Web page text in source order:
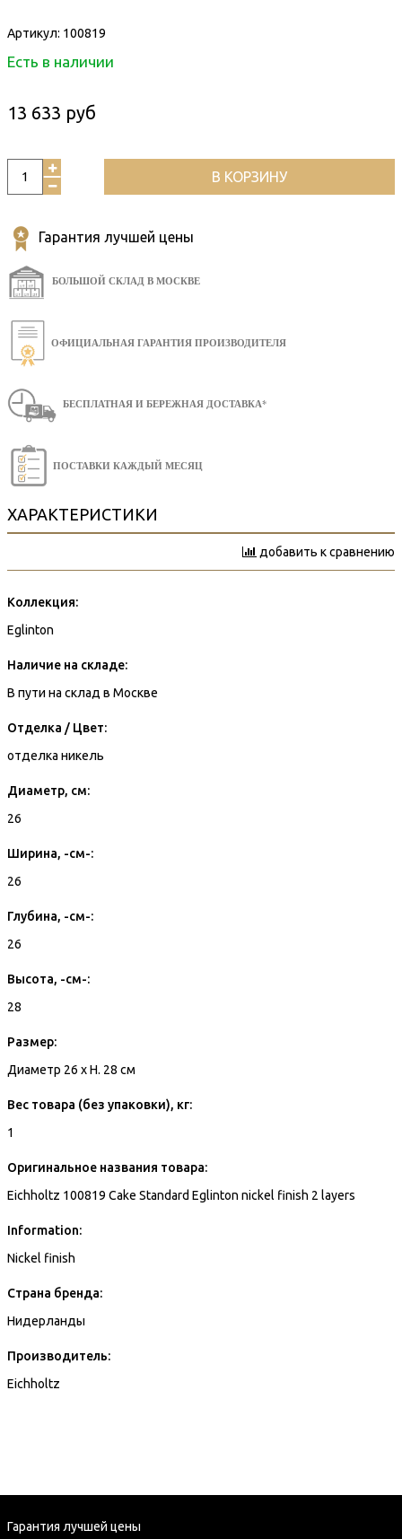
Артикул: 100819
Есть в наличии
13 633 руб
В КОРЗИНУ
Гарантия лучшей цены
БОЛЬШОЙ СКЛАД В МОСКВЕ
ОФИЦИАЛЬНАЯ ГАРАНТИЯ ПРОИЗВОДИТЕЛЯ
БЕСПЛАТНАЯ И БЕРЕЖНАЯ ДОСТАВКА*
ПОСТАВКИ КАЖДЫЙ МЕСЯЦ
ХАРАКТЕРИСТИКИ
добавить к сравнению
Коллекция:
Eglinton
Наличие на складе:
В пути на склад в Москве
Отделка / Цвет:
отделка никель
Диаметр, см:
26
Ширина, -см-:
26
Глубина, -см-:
26
Высота, -см-:
28
Размер:
Диаметр 26 x H. 28 см
Вес товара (без упаковки), кг:
1
Оригинальное названия товара:
Eichholtz 100819 Cake Standard Eglinton nickel finish 2 layers
Information:
Nickel finish
Страна бренда:
Нидерланды
Производитель:
Eichholtz
Гарантия лучшей цены